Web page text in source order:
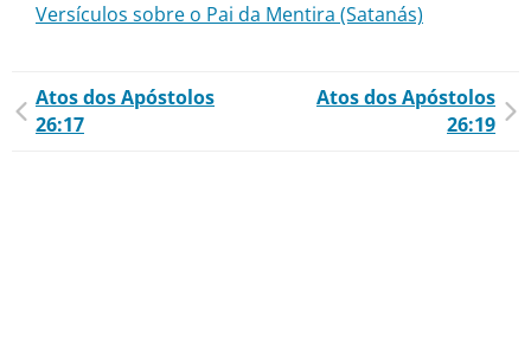
Versículos sobre o Pai da Mentira (Satanás)
Atos dos Apóstolos
26:17
Atos dos Apóstolos
26:19